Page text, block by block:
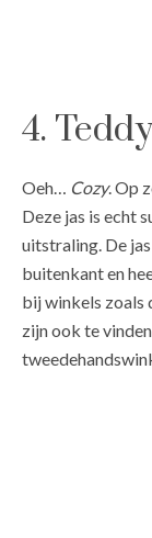
4.
Oeh… Cozy. Op
Deze jas is echt
uitstraling. De
buitenkant en
bij winkels zoals
zijn ook te